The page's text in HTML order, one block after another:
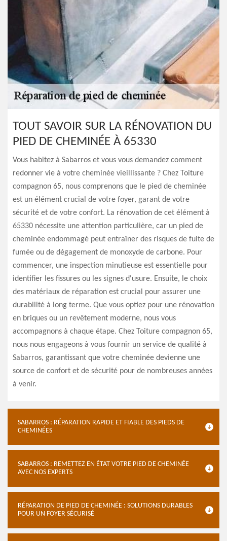
TOUT SAVOIR SUR LA RÉNOVATION DU
PIED DE CHEMINÉE À 65330
Vous habitez à Sabarros et vous vous demandez comment
redonner vie à votre cheminée vieillissante ? Chez Toiture
compagnon 65, nous comprenons que le pied de cheminée
est un élément crucial de votre foyer, garant de votre
sécurité et de votre confort. La rénovation de cet élément à
65330 nécessite une attention particulière, car un pied de
cheminée endommagé peut entraîner des risques de fuite de
fumée ou de dégagement de monoxyde de carbone. Pour
commencer, une inspection minutieuse est essentielle pour
identifier les fissures ou les signes d'usure. Ensuite, le choix
des matériaux de réparation est crucial pour assurer une
durabilité à long terme. Que vous optiez pour une rénovation
en briques ou un revêtement moderne, nous vous
accompagnons à chaque étape. Chez Toiture compagnon 65,
nous nous engageons à vous fournir un service de qualité à
Sabarros, garantissant que votre cheminée devienne une
source de confort et de sécurité pour de nombreuses années
à venir.
SABARROS : RÉPARATION RAPIDE ET FIABLE DES PIEDS DE
CHEMINÉES
SABARROS : REMETTEZ EN ÉTAT VOTRE PIED DE CHEMINÉE
AVEC NOS EXPERTS
RÉPARATION DE PIED DE CHEMINÉE : SOLUTIONS DURABLES
POUR UN FOYER SÉCURISÉ